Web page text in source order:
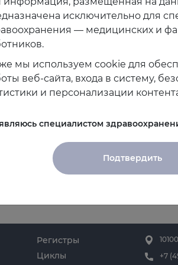
кафедрой медико-
медицинский университет
Циклы
Регистры
+7
исключительно для
— медицинских и
мы используем cookie для
веб-сайта, входа в систему,
и персонализации
специалистом
Подтвердить